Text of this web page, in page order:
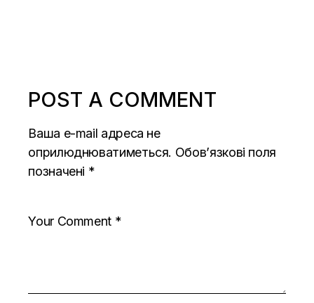
POST A COMMENT
Ваша e-mail адреса не
оприлюднюватиметься. Обов’язкові поля
позначені *